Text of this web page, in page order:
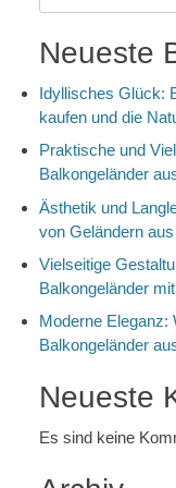
Neueste
Idyllisches Glück:
kaufen und die
Praktische und
Balkongeländer
Ästhetik und
von Geländern
Vielseitige
Balkongeländer
Moderne Eleganz:
Balkongeländer
Neueste
Es sind keine